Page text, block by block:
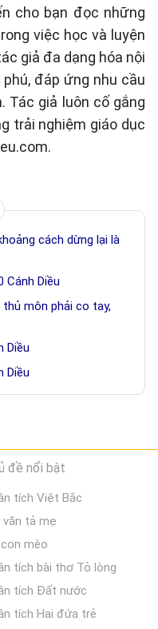
cho bạn đọc những
việc học và luyện
giả đa dạng hóa nội
đáp ứng nhu cầu
Tác giả luôn cố gắng
trải nghiệm giáo dục
cách dừng lại là
Cánh Diều
môn phải co tay,
Diều
Diều
đề nổi bật
tích Việt Bắc
văn tả mẹ
mèo
tích bài thơ Tỏ lòng
tích Đất nước
tích Hai đứa trẻ